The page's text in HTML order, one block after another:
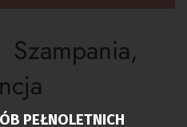
Szampania,
PEŁNOLETNICH